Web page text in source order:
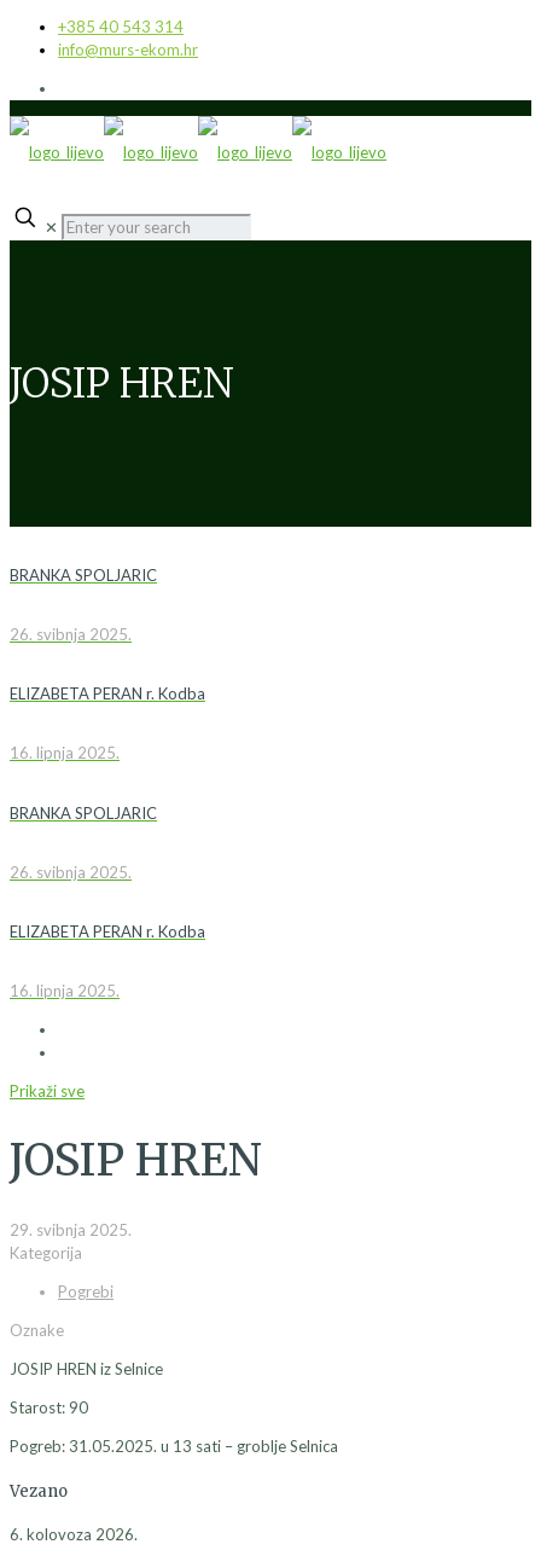
+385 40 543 314
info@murs-ekom.hr
✕
JOSIP HREN
BRANKA SPOLJARIC
26. svibnja 2025.
ELIZABETA PERAN r. Kodba
16. lipnja 2025.
BRANKA SPOLJARIC
26. svibnja 2025.
ELIZABETA PERAN r. Kodba
16. lipnja 2025.
Prikaži sve
JOSIP HREN
29. svibnja 2025.
Kategorija
Pogrebi
Oznake
JOSIP HREN iz Selnice
Starost: 90
Pogreb: 31.05.2025. u 13 sati – groblje Selnica
Vezano
6. kolovoza 2026.